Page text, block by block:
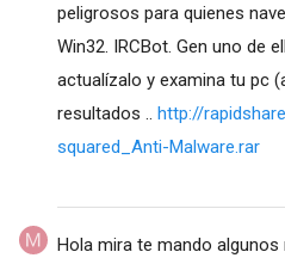
peligrosos para quienes
Win32. IRCBot. Gen uno de
actualízalo y examina tu pc
resultados .. http://
squared_Anti-Malware.rar
Hola mira te mando